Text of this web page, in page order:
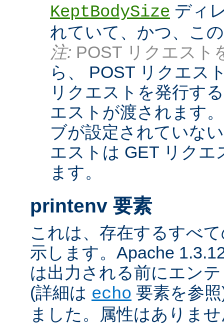
KeptBodySize ディ
れていて、かつ、こ
注: POST リクエスト
ら、 POST リクエス
リクエストを発行す
エストが渡されます
ブが設定されていな
エストは GET リク
ます。
printenv 要素
これは、存在するすべ
示します。Apache
は出力される前にエン
(詳細は echo 要素を参
ました。属性はありま